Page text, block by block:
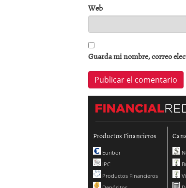
Web
Guarda mi nombre, correo
Productos Financieros
Euribor
IPC
Productos Financieros